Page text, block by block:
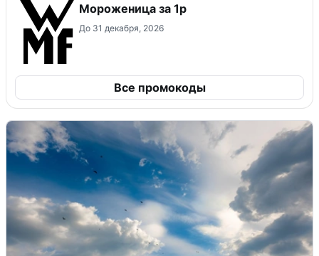
Мороженица за 1р
До 31 декабря, 2026
Все промокоды